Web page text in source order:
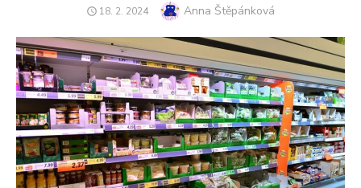
POSTED
18. 2. 2024 Author
Anna Štěpánková